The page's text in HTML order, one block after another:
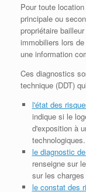
Pour toute
principale ou
propriétaire
immobiliers lors
une information
Ces diagnostics
technique (DDT)
l'état des
indique si le
d'exposition à
technologiques.
le diagnostic
renseigne sur
sur les
le constat des